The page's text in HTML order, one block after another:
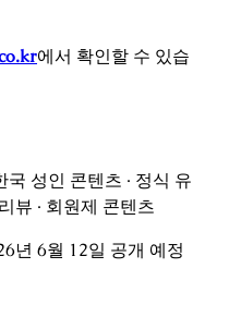
에서 확인할 수 있습
국 성인 콘텐츠 · 정식 유
뷰 · 회원제 콘텐츠
년 6월 12일 공개 예정